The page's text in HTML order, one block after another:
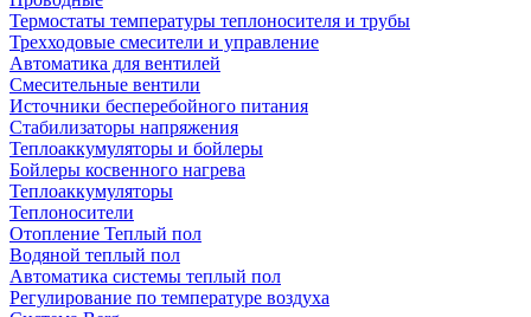
Термостаты температуры теплоносителя и трубы
Трехходовые смесители и управление
Автоматика для вентилей
Смесительные вентили
Источники бесперебойного питания
Стабилизаторы напряжения
Теплоаккумуляторы и бойлеры
Бойлеры косвенного нагрева
Теплоаккумуляторы
Теплоносители
Отопление Теплый пол
Водяной теплый пол
Автоматика системы теплый пол
Регулирование по температуре воздуха